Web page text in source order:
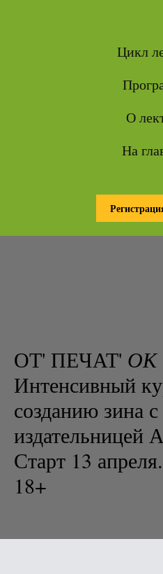
Цикл
О
На
ОТ' ПЕЧАТ' ОК
Интенсивный
созданию зина
издательницей
Старт 13 апреля.
18+